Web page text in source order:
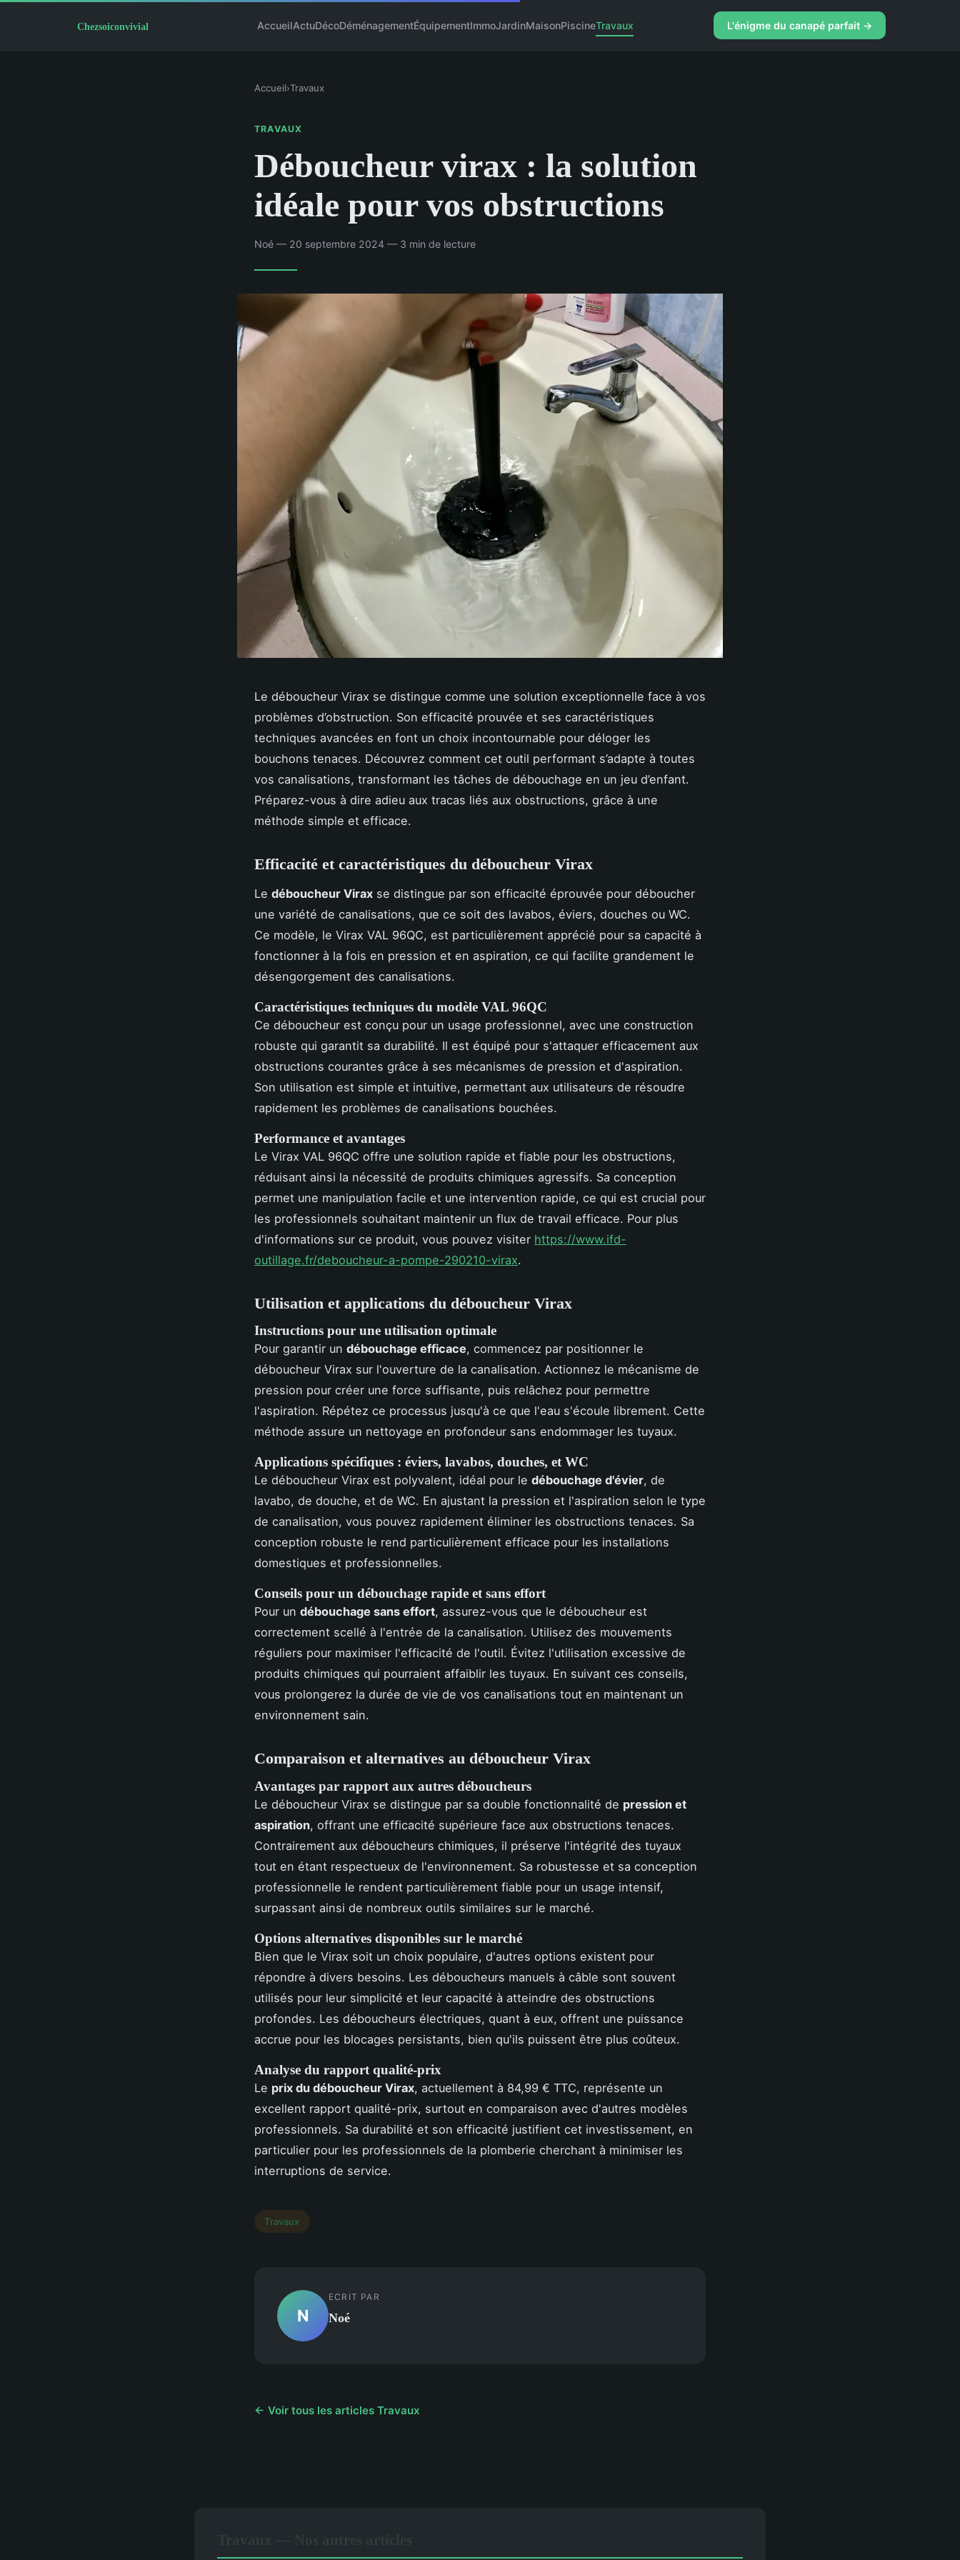
AccueilActuDécoDéménagementÉquipementImmoJardinMaisonPiscineTravaux L'énigme du canapé parfait →
Accueil›Travaux
TRAVAUX
Déboucheur virax : la solution
idéale pour vos obstructions
Noé — 20 septembre 2024 — 3 min de lecture
Le déboucheur Virax se distingue comme une solution exceptionnelle face à vos
problèmes d’obstruction. Son efficacité prouvée et ses caractéristiques
techniques avancées en font un choix incontournable pour déloger les
bouchons tenaces. Découvrez comment cet outil performant s’adapte à toutes
vos canalisations, transformant les tâches de débouchage en un jeu d’enfant.
Préparez-vous à dire adieu aux tracas liés aux obstructions, grâce à une
méthode simple et efficace.
Efficacité et caractéristiques du déboucheur Virax
Le déboucheur Virax se distingue par son efficacité éprouvée pour déboucher
une variété de canalisations, que ce soit des lavabos, éviers, douches ou WC.
Ce modèle, le Virax VAL 96QC, est particulièrement apprécié pour sa capacité à
fonctionner à la fois en pression et en aspiration, ce qui facilite grandement le
désengorgement des canalisations.
Caractéristiques techniques du modèle VAL 96QC
Ce déboucheur est conçu pour un usage professionnel, avec une construction
robuste qui garantit sa durabilité. Il est équipé pour s'attaquer efficacement aux
obstructions courantes grâce à ses mécanismes de pression et d'aspiration.
Son utilisation est simple et intuitive, permettant aux utilisateurs de résoudre
rapidement les problèmes de canalisations bouchées.
Performance et avantages
Le Virax VAL 96QC offre une solution rapide et fiable pour les obstructions,
réduisant ainsi la nécessité de produits chimiques agressifs. Sa conception
permet une manipulation facile et une intervention rapide, ce qui est crucial pour
les professionnels souhaitant maintenir un flux de travail efficace. Pour plus
d'informations sur ce produit, vous pouvez visiter https://www.ifd-
outillage.fr/deboucheur-a-pompe-290210-virax.
Utilisation et applications du déboucheur Virax
Instructions pour une utilisation optimale
Pour garantir un débouchage efficace, commencez par positionner le
déboucheur Virax sur l'ouverture de la canalisation. Actionnez le mécanisme de
pression pour créer une force suffisante, puis relâchez pour permettre
l'aspiration. Répétez ce processus jusqu'à ce que l'eau s'écoule librement. Cette
méthode assure un nettoyage en profondeur sans endommager les tuyaux.
Applications spécifiques : éviers, lavabos, douches, et WC
Le déboucheur Virax est polyvalent, idéal pour le débouchage d'évier, de
lavabo, de douche, et de WC. En ajustant la pression et l'aspiration selon le type
de canalisation, vous pouvez rapidement éliminer les obstructions tenaces. Sa
conception robuste le rend particulièrement efficace pour les installations
domestiques et professionnelles.
Conseils pour un débouchage rapide et sans effort
Pour un débouchage sans effort, assurez-vous que le déboucheur est
correctement scellé à l'entrée de la canalisation. Utilisez des mouvements
réguliers pour maximiser l'efficacité de l'outil. Évitez l'utilisation excessive de
produits chimiques qui pourraient affaiblir les tuyaux. En suivant ces conseils,
vous prolongerez la durée de vie de vos canalisations tout en maintenant un
environnement sain.
Comparaison et alternatives au déboucheur Virax
Avantages par rapport aux autres déboucheurs
Le déboucheur Virax se distingue par sa double fonctionnalité de pression et
aspiration, offrant une efficacité supérieure face aux obstructions tenaces.
Contrairement aux déboucheurs chimiques, il préserve l'intégrité des tuyaux
tout en étant respectueux de l'environnement. Sa robustesse et sa conception
professionnelle le rendent particulièrement fiable pour un usage intensif,
surpassant ainsi de nombreux outils similaires sur le marché.
Options alternatives disponibles sur le marché
Bien que le Virax soit un choix populaire, d'autres options existent pour
répondre à divers besoins. Les déboucheurs manuels à câble sont souvent
utilisés pour leur simplicité et leur capacité à atteindre des obstructions
profondes. Les déboucheurs électriques, quant à eux, offrent une puissance
accrue pour les blocages persistants, bien qu'ils puissent être plus coûteux.
Analyse du rapport qualité-prix
Le prix du déboucheur Virax, actuellement à 84,99 € TTC, représente un
excellent rapport qualité-prix, surtout en comparaison avec d'autres modèles
professionnels. Sa durabilité et son efficacité justifient cet investissement, en
particulier pour les professionnels de la plomberie cherchant à minimiser les
interruptions de service.
Travaux
N
ECRIT PAR
Noé
← Voir tous les articles Travaux